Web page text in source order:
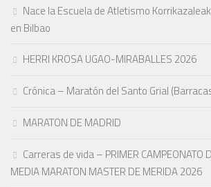
Nace la Escuela de Atletismo
en Bilbao
HERRI KROSA UGAO-MIRABALLES 2026
Crónica – Maratón del Santo Grial
MARATON DE MADRID
Carreras de vida – PRIMER CAMPEONATO
MEDIA MARATON MASTER DE MERIDA 2026